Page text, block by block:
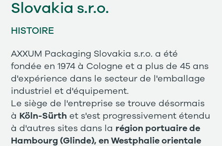
Slovakia s.r.o.
HISTOIRE
AXXUM Packaging Slovakia s.r.o. a été
fondée en 1974 à Cologne et a plus de 45 ans
d'expérience dans le secteur de l'emballage
industriel et d'équipement.
Le siège de l'entreprise se trouve désormais
à Köln-Sürth et s'est progressivement étendu
à d'autres sites dans la région portuaire de
Hambourg (Glinde), en Westphalie orientale